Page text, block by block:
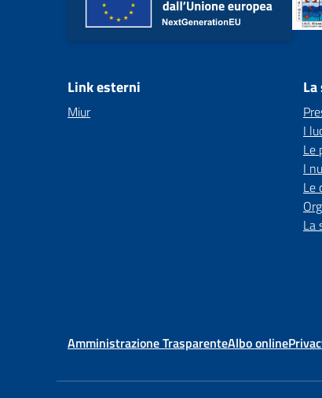
Link esterni
Miur
I
Le
I
Le
La
Amministrazione TrasparenteAlbo online